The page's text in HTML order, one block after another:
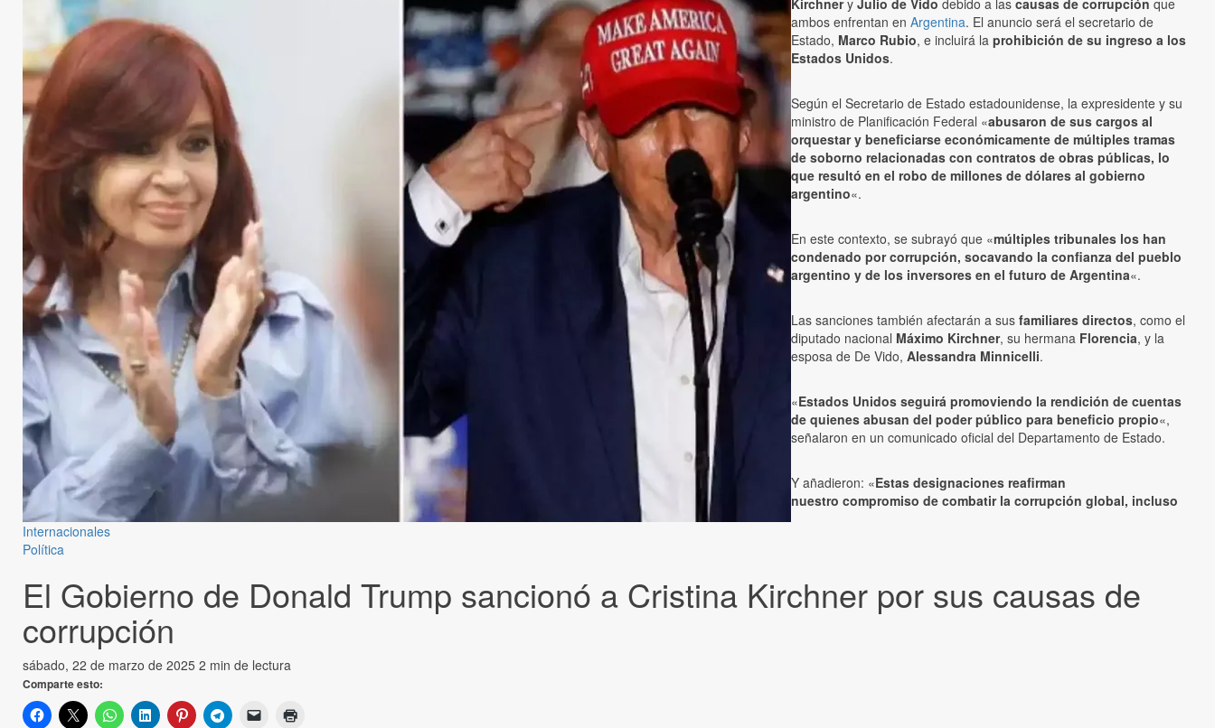
Internacionales
Política
El Gobierno de Donald Trump sancionó a Cristina Kirchner por sus causas de
corrupción
sábado, 22 de marzo de 2025 2 min de lectura
Comparte esto:
Kirchnery Julio de Vido debido a las causas de corrupción que
ambos enfrentan en Argentina. El anuncio será el secretario de
Estado, Marco Rubio, e incluirá la prohibición de su ingreso a los
Estados Unidos.
Según el Secretario de Estado estadounidense, la expresidente y su
ministro de Planificación Federal «abusaron de sus cargos al
orquestar y beneficiarse económicamente de múltiples tramas
de soborno relacionadas con contratos de obras públicas, lo
que resultó en el robo de millones de dólares al gobierno
argentino«.
En este contexto, se subrayó que «múltiples tribunales los han
condenado por corrupción, socavando la confianza del pueblo
argentino y de los inversores en el futuro de Argentina«.
Las sanciones también afectarán a sus familiares directos, como el
diputado nacional Máximo Kirchner, su hermana Florencia, y la
esposa de De Vido, Alessandra Minnicelli.
«Estados Unidos seguirá promoviendo la rendición de cuentas
de quienes abusan del poder público para beneficio propio«,
señalaron en un comunicado oficial del Departamento de Estado.
Y añadieron: «Estas designaciones reafirman
nuestro compromiso de combatir la corrupción global, incluso